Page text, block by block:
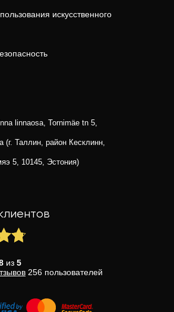
искусственного
linnaosa, Tornimäe tn 5,
(г. Таллин, район Кесклинн,
5, 10145, Эстония)
из 5
256 пользователей